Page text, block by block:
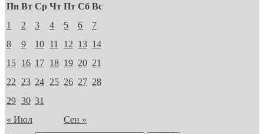
Пн Вт Ср Чт Пт Сб Вс
« Июл Сен »
1 2 3 4 5 6
7
8
9 10 11 12 13 14
15 16 17 18 19 20 21
22
23 24 25 26 27 28
29 30 31